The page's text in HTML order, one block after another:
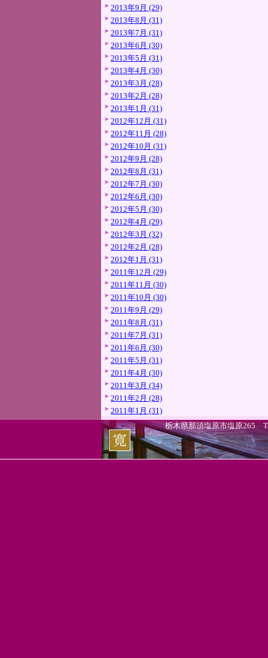
2013年9月 (29)
2013年8月 (31)
2013年7月 (31)
2013年6月 (30)
2013年5月 (31)
2013年4月 (30)
2013年3月 (28)
2013年2月 (28)
2013年1月 (31)
2012年12月 (31)
2012年11月 (28)
2012年10月 (31)
2012年9月 (28)
2012年8月 (31)
2012年7月 (30)
2012年6月 (30)
2012年5月 (30)
2012年4月 (29)
2012年3月 (32)
2012年2月 (28)
2012年1月 (31)
2011年12月 (29)
2011年11月 (30)
2011年10月 (30)
2011年9月 (29)
2011年8月 (31)
2011年7月 (31)
2011年6月 (30)
2011年5月 (31)
2011年4月 (30)
2011年3月 (34)
2011年2月 (28)
2011年1月 (31)
栃木県那須塩原市塩原265